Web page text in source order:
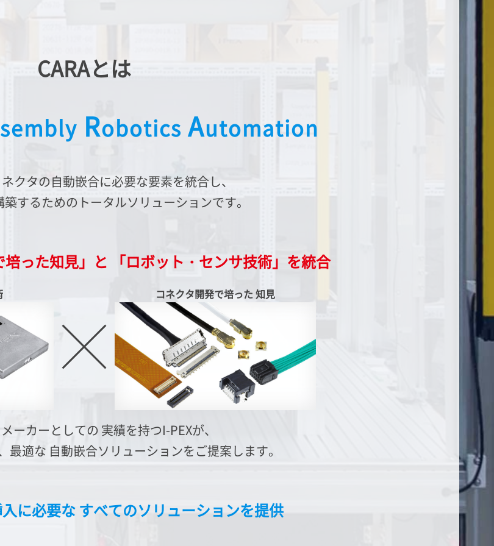
CARAとは
Robotics Automation
クタの自動嵌合に必要な要素を統合し、
築するための トータルソリューションです。
った知見」と 「ロボット・センサ技術」を統合
コネクタ開発で培った知見
ーカーとしての 実績を持つI-PEXが、
最適な 自動嵌合ソリューションをご提案します。
に必要な すべてのソリューションを提供